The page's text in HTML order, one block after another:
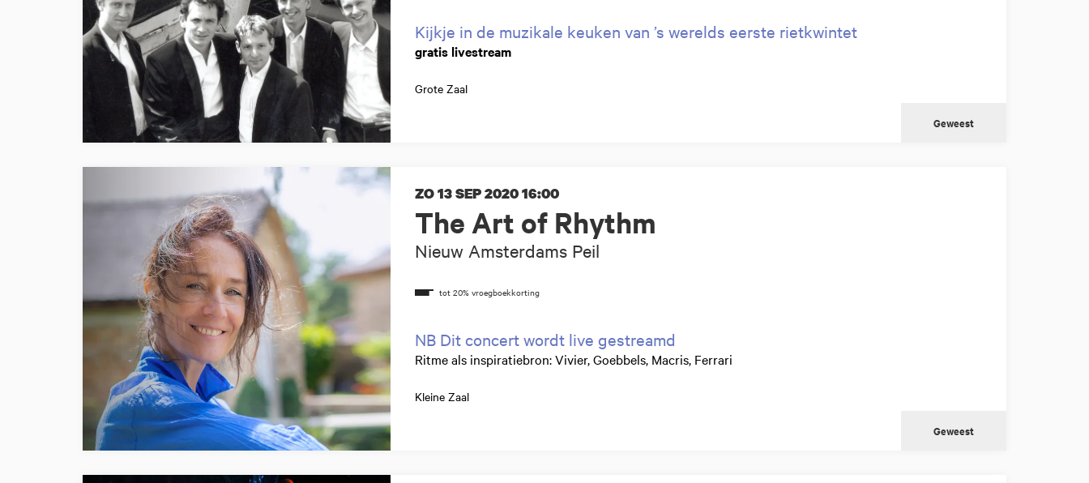
Kijkje in de muzikale keuken van ’s werelds eerste rietkwintet
gratis livestream
Grote Zaal
Geweest
The Art of Rhythm
Nieuw Amsterdams Peil
ZO 13 SEP 202016:00
NB Dit concert wordt live gestreamd
Ritme als inspiratiebron: Vivier, Goebbels, Macris, Ferrari
Kleine Zaal
Geweest